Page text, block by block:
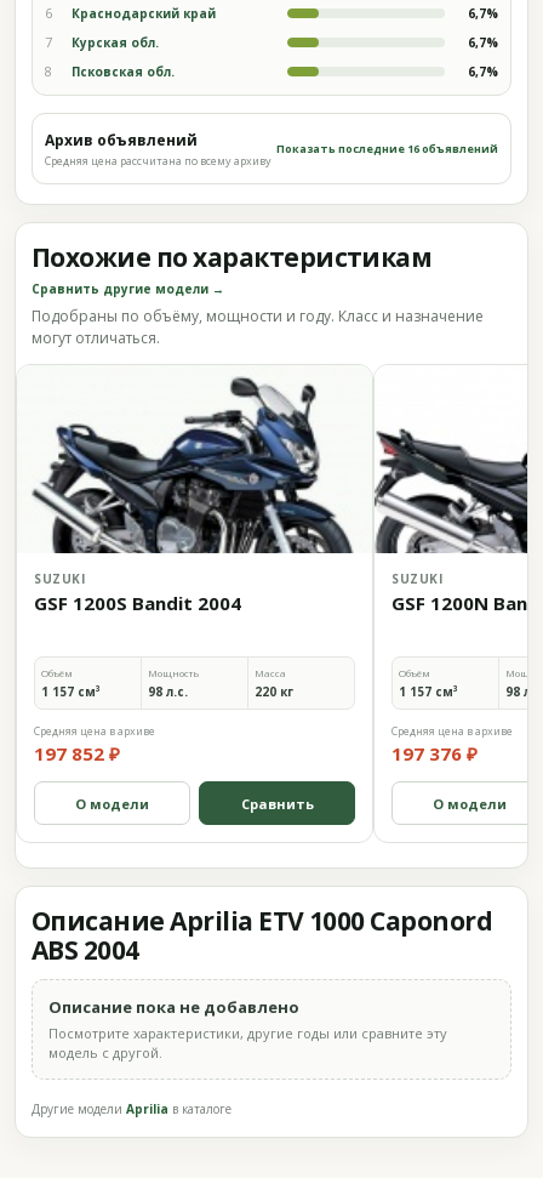
6 Краснодарский край 6,7%
7 Курская обл. 6,7%
8 Псковская обл. 6,7%
Архив объявлений
Средняя цена рассчитана по всему архиву
Показать последние 16 объявлений
Похожие по характеристикам
Сравнить другие модели →
Подобраны по объёму, мощности и году. Класс и назначение
могут отличаться.
SUZUKI
GSF 1200S Bandit 2004
Объём
1 157 см³
Мощность
98 л.с.
Масса
220 кг
Средняя цена в архиве
197 852 ₽
О модели Сравнить
SUZUKI
GSF 1200N
Объём
1 157 см³ 98
Средняя цена в архиве
197 376 ₽
О модели
Описание Aprilia ETV 1000 Caponord
ABS 2004
Описание пока не добавлено
Посмотрите характеристики, другие годы или сравните эту
модель с другой.
Другие модели Aprilia в каталоге